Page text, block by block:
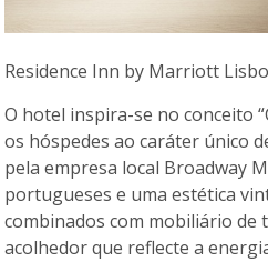
Residence Inn by Marriott
O hotel inspira-se no conceito
os hóspedes ao caráter único
pela empresa local Broadway
portugueses e uma estética
combinados com mobiliário
acolhedor que reflecte a